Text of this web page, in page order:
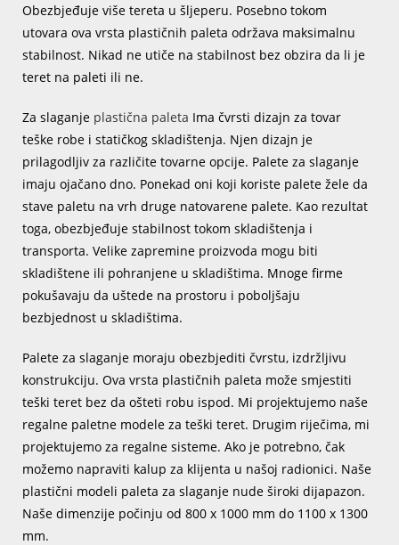
Obezbjeđuje više tereta u šljeperu. Posebno tokom
utovara ova vrsta plastičnih paleta održava maksimalnu
stabilnost. Nikad ne utiče na stabilnost bez obzira da li je
teret na paleti ili ne.
Za slaganje plastična paleta Ima čvrsti dizajn za tovar
teške robe i statičkog skladištenja. Njen dizajn je
prilagodljiv za različite tovarne opcije. Palete za slaganje
imaju ojačano dno. Ponekad oni koji koriste palete žele da
stave paletu na vrh druge natovarene palete. Kao rezultat
toga, obezbjeđuje stabilnost tokom skladištenja i
transporta. Velike zapremine proizvoda mogu biti
skladištene ili pohranjene u skladištima. Mnoge firme
pokušavaju da uštede na prostoru i poboljšaju
bezbjednost u skladištima.
Palete za slaganje moraju obezbjediti čvrstu, izdržljivu
konstrukciju. Ova vrsta plastičnih paleta može smjestiti
teški teret bez da ošteti robu ispod. Mi projektujemo naše
regalne paletne modele za teški teret. Drugim riječima, mi
projektujemo za regalne sisteme. Ako je potrebno, čak
možemo napraviti kalup za klijenta u našoj radionici. Naše
plastični modeli paleta za slaganje nude široki dijapazon.
Naše dimenzije počinju od 800 x 1000 mm do 1100 x 1300
mm.